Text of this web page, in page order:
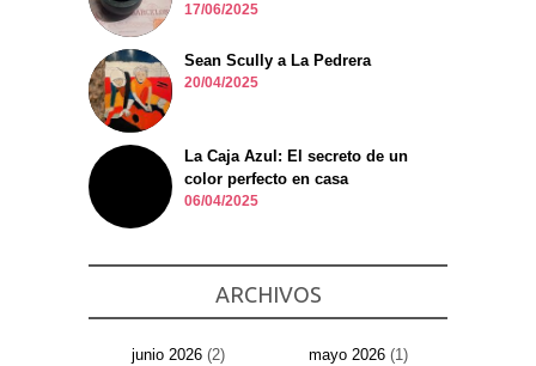
17/06/2025
Sean Scully a La Pedrera
20/04/2025
La Caja Azul: El secreto de un
color perfecto en casa
06/04/2025
ARCHIVOS
junio 2026 (2) mayo 2026(1)